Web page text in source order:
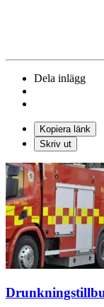
Dela inlägg
Kopiera länk
Skriv ut